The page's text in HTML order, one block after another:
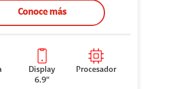
Conoce más
Display
6.9"
Procesador